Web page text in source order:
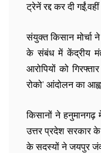
ट्रेनें रद्द कर दी
संयुक्त किसान मोर्चा
के संबंध में केंद्रीय
आरोपियों को
रोको’ आंदोलन का
किसानों ने हनुमानगढ़
उत्तर प्रदेश सरकार के
के सदस्यों ने जयपुर